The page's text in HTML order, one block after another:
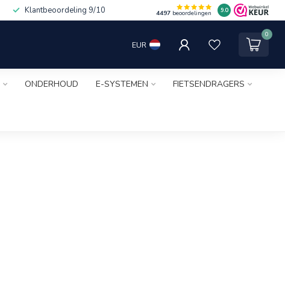
Klantbeoordeling 9/10 4497beoordelingen 9.0
EUR
0
ONDERHOUD E-SYSTEMEN FIETSENDRAGERS